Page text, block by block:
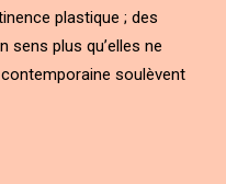
plastique ; des
sens plus qu’elles ne
soulèvent